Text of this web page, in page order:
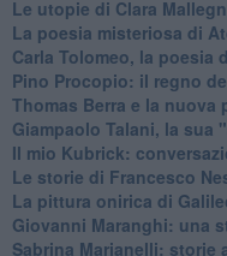
Le utopie di Clara
​La poesia misteriosa di
Carla Tolomeo, la poesia
Pino Procopio: il regno
Thomas Berra e la nuova
Giampaolo Talani, la sua
Il mio Kubrick:
Le storie di Francesco
​La pittura onirica di
​Giovanni Maranghi: una
Sabrina Marianelli: storie